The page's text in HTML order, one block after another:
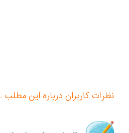
نظرات کاربران درباره این مطلب :